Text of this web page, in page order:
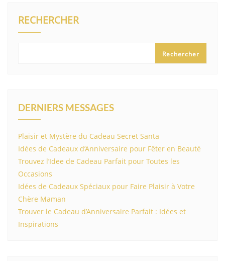
RECHERCHER
Rechercher
DERNIERS MESSAGES
Plaisir et Mystère du Cadeau Secret Santa
Idées de Cadeaux d’Anniversaire pour Fêter en Beauté
Trouvez l’Idee de Cadeau Parfait pour Toutes les
Occasions
Idées de Cadeaux Spéciaux pour Faire Plaisir à Votre
Chère Maman
Trouver le Cadeau d’Anniversaire Parfait : Idées et
Inspirations